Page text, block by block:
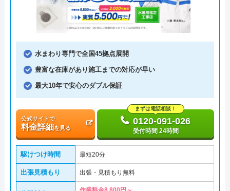
水まわり専門で全国45拠点展開
豊富な在庫があり施工までの対応が早い
最大10年で安心のダブル保証
公式サイトで
料金詳細を見る
まずは電話相談！
0120-091-026
受付時間 24時間
駆けつけ時間 最短20分
出張見積もり 出張・見積もり無料